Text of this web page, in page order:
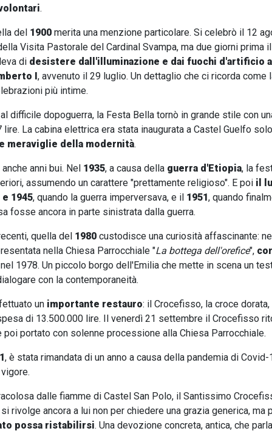
.
del 1900 merita una menzione particolare. Si celebrò il 12
Visita Pastorale del Cardinal Svampa, ma due giorni prima
di desistere dall'illuminazione e dai fuochi d'artificio
I, avvenuto il 29 luglio. Un dettaglio che ci ricorda come
più intime.
difficile dopoguerra, la Festa Bella tornò in grande stile con
La cabina elettrica era stata inaugurata a Castel Guelfo
meraviglie della modernità.
anni bui. Nel 1935, a causa della guerra d'Etiopia, la
assumendo un carattere "prettamente religioso". E poi il
1945, quando la guerra imperversava, e il 1951, quando
fosse ancora in parte sinistrata dalla guerra.
quella del 1980 custodisce una curiosità affascinante:
nella Chiesa Parrocchiale "La bottega dell'orefice",
1978. Un piccolo borgo dell'Emilia che mette in scena un
con la contemporaneità.
un importante restauro: il Crocefisso, la croce
di 13.500.000 lire. Il venerdì 21 settembre il Crocefisso
portato con solenne processione alla Chiesa Parrocchiale.
, è stata rimandata di un anno a causa della pandemia di
dalle fiamme di Castel San Polo, il Santissimo
rivolge ancora a lui non per chiedere una grazia generica, ma
possa ristabilirsi. Una devozione concreta, antica, che